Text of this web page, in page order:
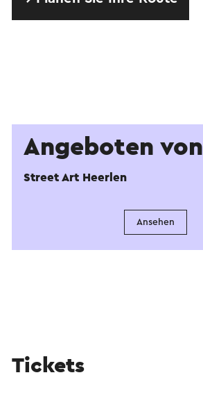
Angeboten von
Street Art Heerlen
Ansehen
Tickets